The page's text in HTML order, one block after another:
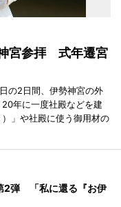
宮参拝 式年遷宮
の2日間、伊勢神宮の外
年に一度社殿などを建
」や社殿に使う御用材の
2弾 「私に還る『お伊